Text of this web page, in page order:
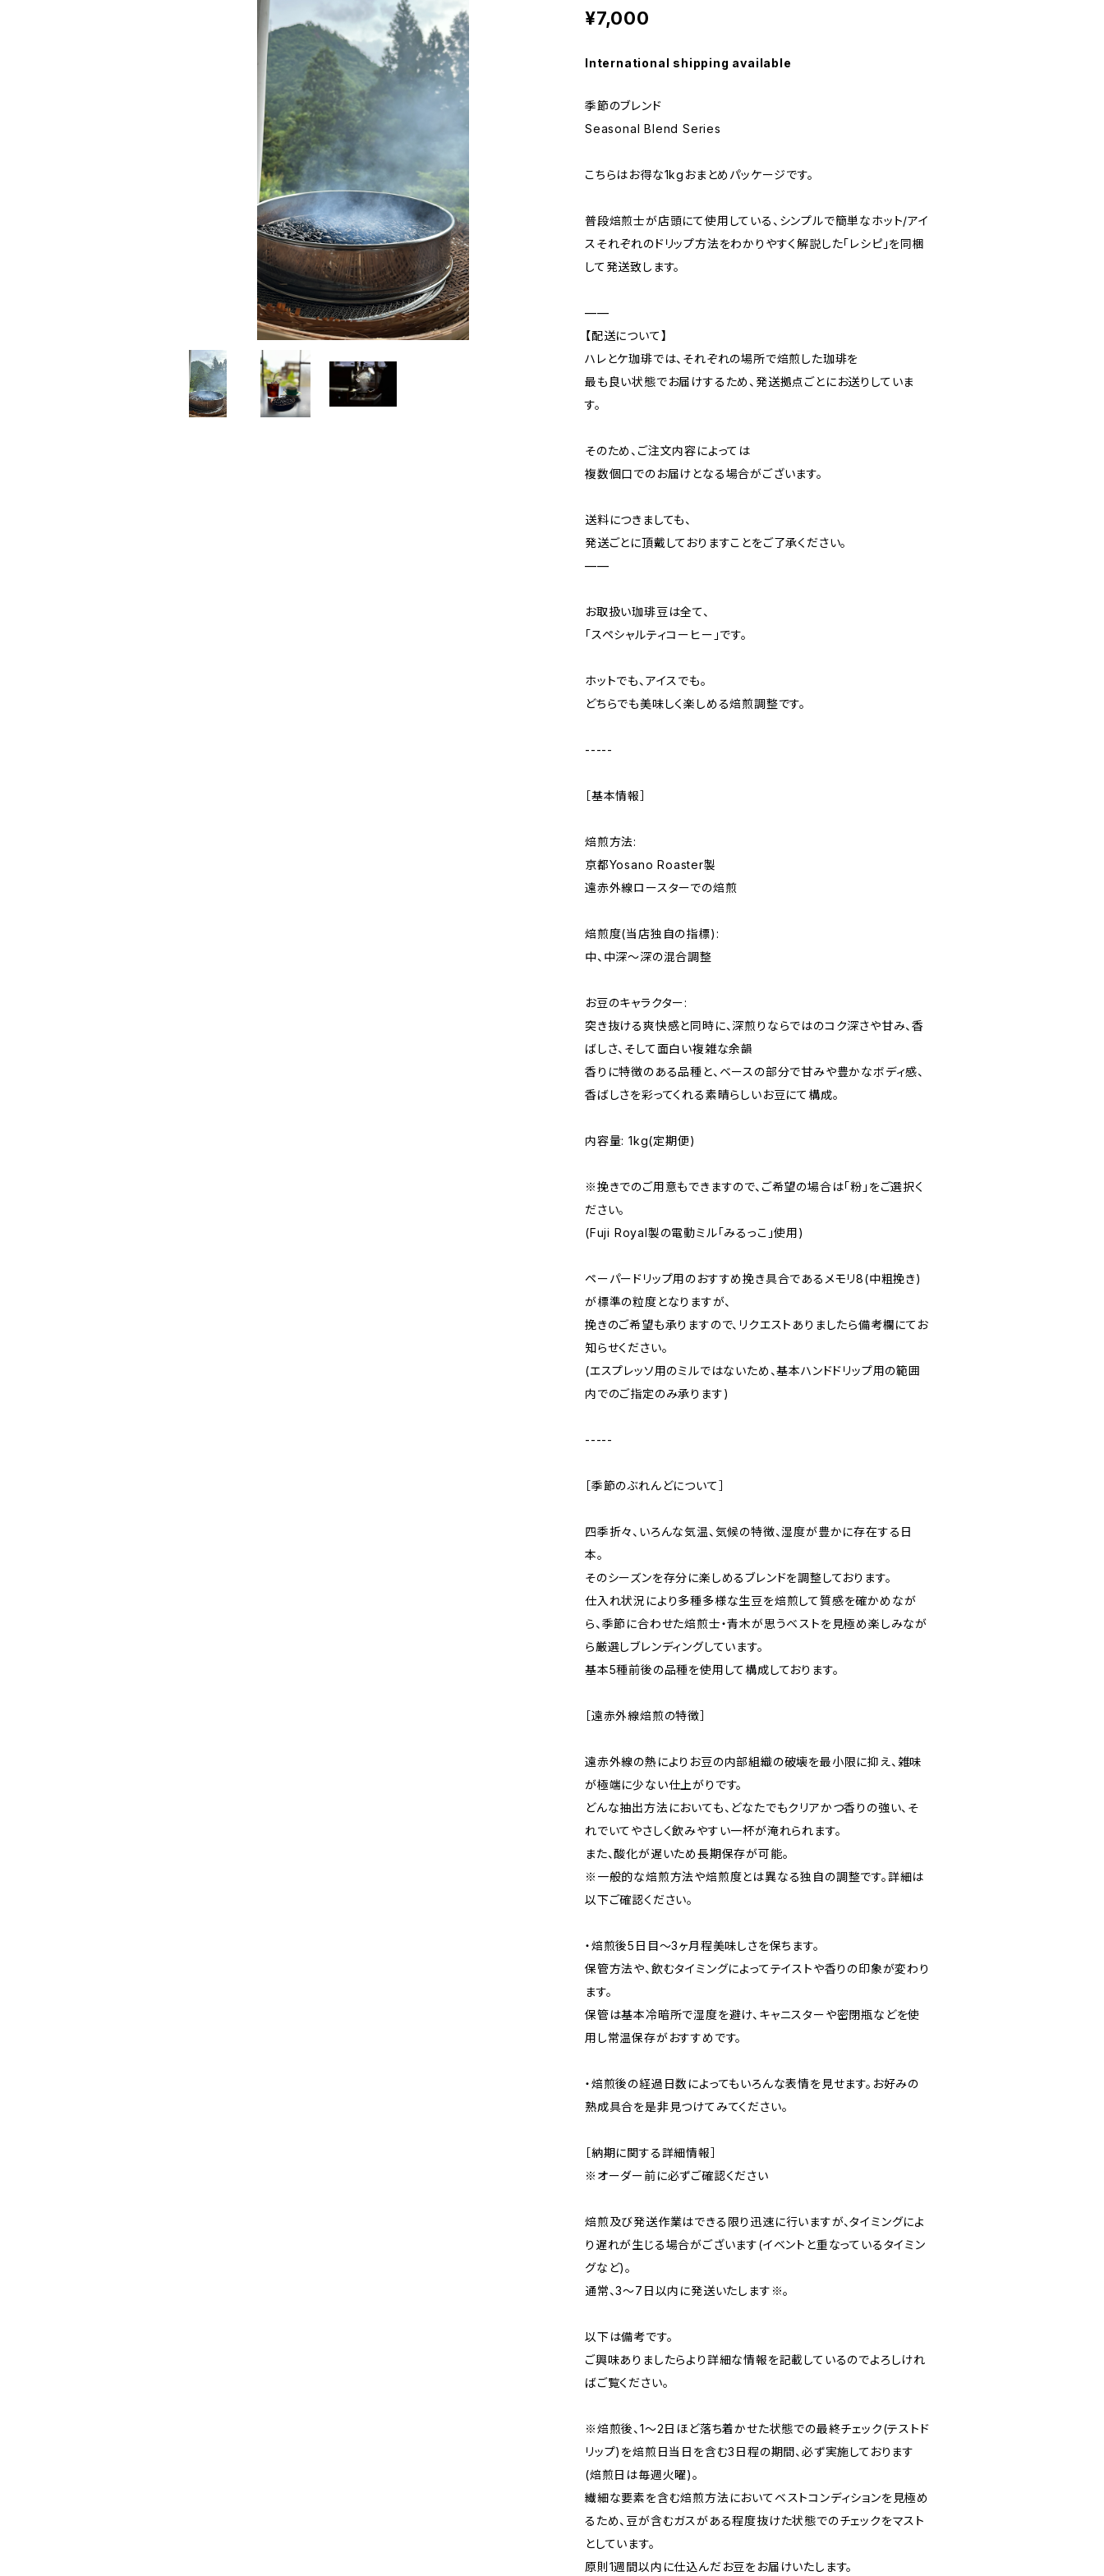
¥7,000
International shipping available
季節のブレンド
Seasonal Blend Series
こちらはお得な1kgおまとめパッケージです。
普段焙煎士が店頭にて使用している、シンプルで簡単なホット/アイ
スそれぞれのドリップ方法をわかりやすく解説した「レシピ」を同梱
して発送致します。
——
【配送について】
ハレとケ珈琲では、それぞれの場所で焙煎した珈琲を
最も良い状態でお届けするため、発送拠点ごとにお送りしていま
す。
そのため、ご注文内容によっては
複数個口でのお届けとなる場合がございます。
送料につきましても、
発送ごとに頂戴しておりますことをご了承ください。
——
お取扱い珈琲豆は全て、
「スペシャルティコーヒー」です。
ホットでも、アイスでも。
どちらでも美味しく楽しめる焙煎調整です。
-----
［基本情報］
焙煎方法:
京都Yosano Roaster製
遠赤外線ロースターでの焙煎
焙煎度(当店独自の指標):
中、中深〜深の混合調整
お豆のキャラクター:
突き抜ける爽快感と同時に、深煎りならではのコク深さや甘み、香
ばしさ、そして面白い複雑な余韻
香りに特徴のある品種と、ベースの部分で甘みや豊かなボディ感、
香ばしさを彩ってくれる素晴らしいお豆にて構成。
内容量: 1kg(定期便)
※挽きでのご用意もできますので、ご希望の場合は「粉」をご選択く
ださい。
(Fuji Royal製の電動ミル「みるっこ」使用)
ペーパードリップ用のおすすめ挽き具合であるメモリ8(中粗挽き)
が標準の粒度となりますが、
挽きのご希望も承りますので、リクエストありましたら備考欄にてお
知らせください。
(エスプレッソ用のミルではないため、基本ハンドドリップ用の範囲
内でのご指定のみ承ります)
-----
［季節のぶれんどについて］
四季折々、いろんな気温、気候の特徴、湿度が豊かに存在する日
本。
そのシーズンを存分に楽しめるブレンドを調整しております。
仕入れ状況により多種多様な生豆を焙煎して質感を確かめなが
ら、季節に合わせた焙煎士・青木が思うベストを見極め楽しみなが
ら厳選しブレンディングしています。
基本5種前後の品種を使用して構成しております。
［遠赤外線焙煎の特徴］
遠赤外線の熱によりお豆の内部組織の破壊を最小限に抑え、雑味
が極端に少ない仕上がりです。
どんな抽出方法においても、どなたでもクリアかつ香りの強い、そ
れでいてやさしく飲みやすい一杯が淹れられます。
また、酸化が遅いため長期保存が可能。
※一般的な焙煎方法や焙煎度とは異なる独自の調整です。詳細は
以下ご確認ください。
・焙煎後5日目〜3ヶ月程美味しさを保ちます。
保管方法や、飲むタイミングによってテイストや香りの印象が変わり
ます。
保管は基本冷暗所で湿度を避け、キャニスターや密閉瓶などを使
用し常温保存がおすすめです。
・焙煎後の経過日数によってもいろんな表情を見せます。お好みの
熟成具合を是非見つけてみてください。
［納期に関する詳細情報］
※オーダー前に必ずご確認ください
焙煎及び発送作業はできる限り迅速に行いますが、タイミングによ
り遅れが生じる場合がございます(イベントと重なっているタイミン
グなど)。
通常、3〜7日以内に発送いたします※。
以下は備考です。
ご興味ありましたらより詳細な情報を記載しているのでよろしけれ
ばご覧ください。
※焙煎後、1〜2日ほど落ち着かせた状態での最終チェック(テストド
リップ)を焙煎日当日を含む3日程の期間、必ず実施しております
(焙煎日は毎週火曜)。
繊細な要素を含む焙煎方法においてベストコンディションを見極め
るため、豆が含むガスがある程度抜けた状態でのチェックをマスト
としています。
原則1週間以内に仕込んだお豆をお届けいたします。